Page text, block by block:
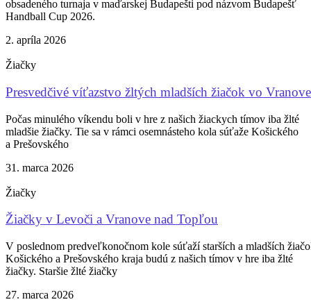
obsadeného turnaja v maďarskej Budapešti pod názvom Budapešť
Handball Cup 2026.
2. apríla 2026
Žiačky
Presvedčivé víťazstvo žltých mladších žiačok vo Vranove
Počas minulého víkendu boli v hre z našich žiackych tímov iba žlté
mladšie žiačky. Tie sa v rámci osemnásteho kola súťaže Košického
a Prešovského
31. marca 2026
Žiačky
Žiačky v Levoči a Vranove nad Topľou
V poslednom predveľkonočnom kole súťaží starších a mladších
Košického a Prešovského kraja budú z našich tímov v hre iba žlté
žiačky. Staršie žlté žiačky
27. marca 2026